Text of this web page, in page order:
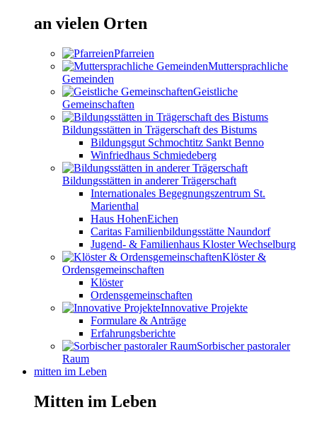
an vielen Orten
Pfarreien
Muttersprachliche
Gemeinden
Geistliche
Gemeinschaften
Bildungsstätten in Trägerschaft des Bistums
Bildungsgut Schmochtitz Sankt Benno
Winfriedhaus Schmiedeberg
Bildungsstätten in anderer Trägerschaft
Internationales Begegnungszentrum St.
Marienthal
Haus HohenEichen
Caritas Familienbildungsstätte Naundorf
Jugend- & Familienhaus Kloster Wechselburg
Klöster &
Ordensgemeinschaften
Klöster
Ordensgemeinschaften
Innovative Projekte
Formulare & Anträge
Erfahrungsberichte
Sorbischer pastoraler
Raum
mitten im Leben
Mitten im Leben